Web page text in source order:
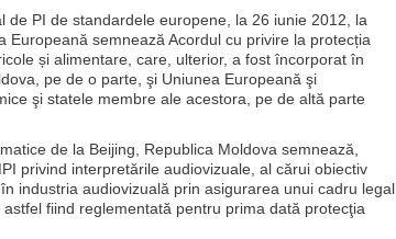
de PI de standardele europene, la 26 iunie 2012, la
Europeană semnează Acordul cu privire la protecția
și alimentare, care, ulterior, a fost încorporat în
pe de o parte, şi Uniunea Europeană şi
şi statele membre ale acestora, pe de altă parte
de la Beijing, Republica Moldova semnează,
privind interpretările audiovizuale, al cărui obiectiv
industria audiovizuală prin asigurarea unui cadru legal
fiind reglementată pentru prima dată protecţia